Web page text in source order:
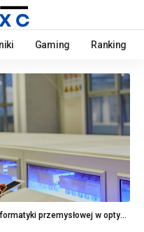
Gaming Ranking
w optymalizacji procesów produkcyjnych